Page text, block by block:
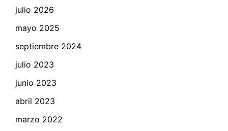
julio 2026
mayo 2025
septiembre 2024
julio 2023
junio 2023
abril 2023
marzo 2022